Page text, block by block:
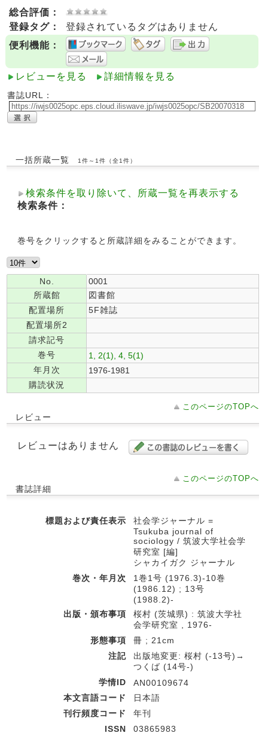
総合評価：
登録タグ：
登録されているタグはありません
便利機能：
レビューを見る 詳細情報を見る
書誌URL：
一括所蔵一覧 1件～1件（全1件）
検索条件を取り除いて、所蔵一覧を再表示する
検索条件：
巻号をクリックすると所蔵詳細をみることができます。
No.
0001
所蔵館
図書館
配置場所
5F雑誌
配置場所2
請求記号
巻号
1, 2(1), 4, 5(1)
年月次
1976-1981
購読状況
このページのTOPへ
レビュー
レビューはありません
このページのTOPへ
書誌詳細
標題および責任表示
社会学ジャーナル =
Tsukuba journal of
sociology / 筑波大学社会学
研究室 [編]
シャカイガク ジャーナル
巻次・年月次
1巻1号 (1976.3)-10巻
(1986.12) ; 13号
(1988.2)-
出版・頒布事項
桜村 (茨城県) : 筑波大学社
会学研究室 , 1976-
形態事項
冊 ; 21cm
注記
出版地変更: 桜村 (-13号)→
つくば (14号-)
学情ID
AN00109674
本文言語コード
日本語
刊行頻度コード
年刊
ISSN
03865983